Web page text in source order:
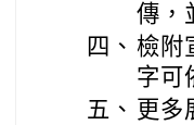
傳，
四、 檢附
字可
五、 更多